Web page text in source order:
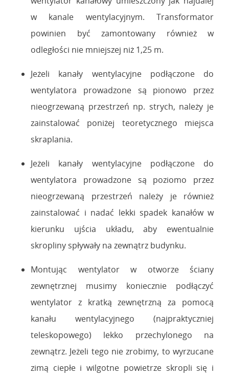
w kanale wentylacyjnym. Transformator
powinien być zamontowany również w
odległości nie mniejszej niż 1,25 m.
Jeżeli kanały wentylacyjne podłączone do
wentylatora prowadzone są pionowo przez
nieogrzewaną przestrzeń np. strych, należy je
zainstalować poniżej teoretycznego miejsca
skraplania.
Jeżeli kanały wentylacyjne podłączone do
wentylatora prowadzone są poziomo przez
nieogrzewaną przestrzeń należy je również
zainstalować i nadać lekki spadek kanałów w
kierunku ujścia układu, aby ewentualnie
skropliny spływały na zewnątrz budynku.
Montując wentylator w otworze ściany
zewnętrznej musimy koniecznie podłączyć
wentylator z kratką zewnętrzną za pomocą
kanału wentylacyjnego (najpraktyczniej
teleskopowego) lekko przechylonego na
zewnątrz. Jeżeli tego nie zrobimy, to wyrzucane
zimą ciepłe i wilgotne powietrze skropli się i